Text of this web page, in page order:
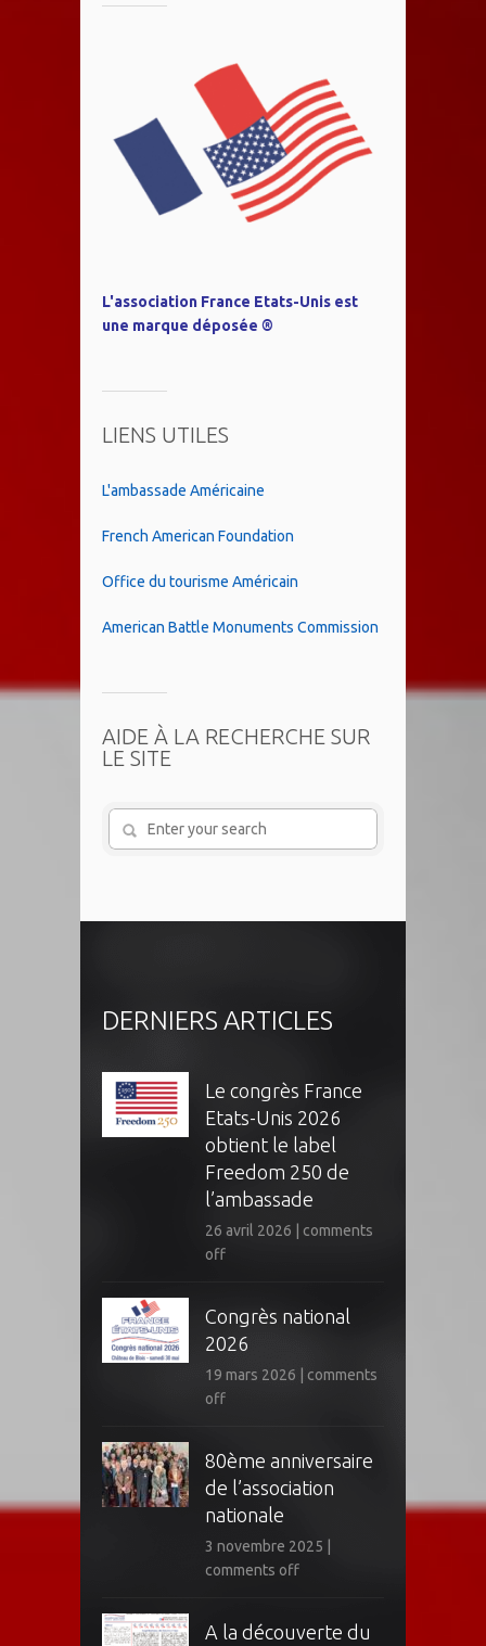
L'association France Etats-Unis est
une marque déposée ®
LIENS UTILES
L'ambassade Américaine
French American Foundation
Office du tourisme Américain
American Battle Monuments Commission
AIDE À LA RECHERCHE SUR
LE SITE
DERNIERS ARTICLES
Le congrès France
Etats-Unis 2026
obtient le label
Freedom 250 de
l’ambassade
26 avril 2026
comments
off
Congrès national
2026
19 mars 2026
comments
off
80ème anniversaire
de l’association
nationale
3 novembre 2025
comments off
A la découverte du